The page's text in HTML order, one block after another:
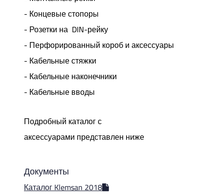
- Концевые стопоры
- Розетки на DIN-рейку
- Перфорированный короб и аксессуары
- Кабельные стяжки
- Кабельные наконечники
- Кабельные вводы
Подробный каталог с
аксессуарами представлен ниже
Документы
Каталог Klemsan 2018